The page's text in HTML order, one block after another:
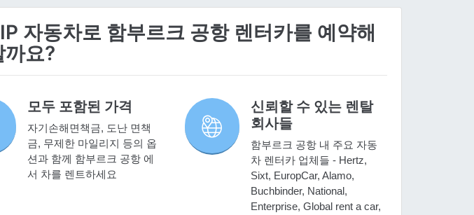
자동차로 함부르크 공항 렌터카를 예약해
까요?
모두 포함된 가격
자기손해면책금, 도난 면책
금, 무제한 마일리지 등의 옵
션과 함께 함부르크 공항 에
서 차를 렌트하세요
신뢰할 수 있는 렌탈
회사들
함부르크 공항 내 주요 자동
차 렌터카 업체들 - Hertz,
Sixt, EuropCar, Alamo,
Buchbinder, National,
Enterprise, Global rent a car,